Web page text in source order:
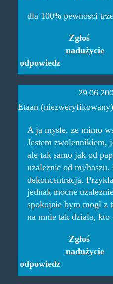
dla 100% pewnosci
odpowiedz
Zgłoś
nadużycie
Etaan (niezweryfikowany)
A ja mysle, ze mimo
Jestem zwolennikiem,
ale tak samo jak od
uzaleznic od mj/
dekoncentracja.
jednak mocne
spokojnie bym mogl z
na mnie tak dziala, kto
odpowiedz
Zgłoś
nadużycie